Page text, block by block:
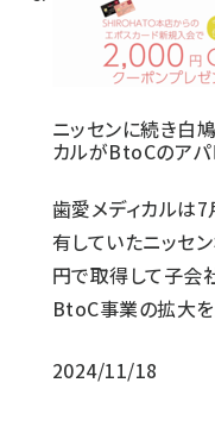
ニッセンに続き白
カルがBtoCのア
歯愛メディカルは7
有していたニッセ
円で取得して子会
BtoC事業の拡大を
2024/11/18